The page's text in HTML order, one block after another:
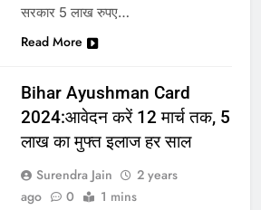
सरकार 5 लाख रुपए…
Read More
Bihar Ayushman Card
2024:आवेदन करें 12 मार्च तक, 5
लाख का मुफ्त इलाज हर साल
Surendra Jain
2 years
ago
0 1 mins